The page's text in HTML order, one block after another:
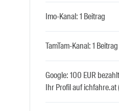
Imo-Kanal: 1 Beitrag
TamTam-Kanal: 1 Beitrag
Google: 100 EUR
Ihr Profil auf ichfahre.at